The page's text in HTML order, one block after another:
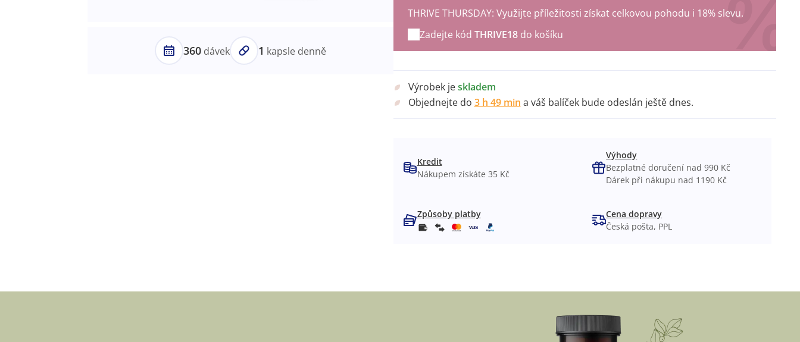
360dávek 1 kapsle denně
THRIVE THURSDAY: Využijte příležitosti získat celkovou pohodu i 18% slevu.
Zadejte kód THRIVE18do košíku
Výrobek jeskladem
Objednejte do 3 h 49 min a váš balíček bude odeslán ještě dnes.
Kredit
Nákupem získáte 35 Kč
Výhody
Bezplatné doručení nad 990 Kč
Dárek při nákupu nad 1190 Kč
Způsoby platby
Cena dopravy
Česká pošta, PPL